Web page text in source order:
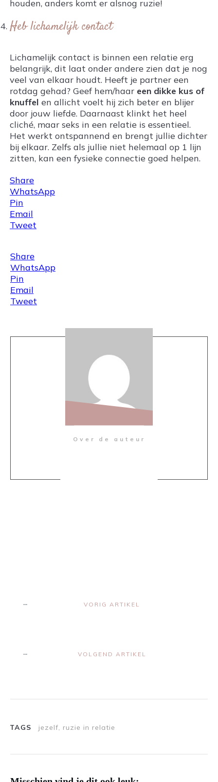
houden, anders komt er alsnog ruzie!
Heb lichamelijk contact
Lichamelijk contact is binnen een relatie erg
belangrijk, dit laat onder andere zien dat je nog
veel van elkaar houdt. Heeft je partner een
rotdag gehad? Geef hem/haar een dikke kus of
knuffel en allicht voelt hij zich beter en blijer
door jouw liefde. Daarnaast klinkt het heel
cliché, maar seks in een relatie is essentieel.
Het werkt ontspannend en brengt jullie dichter
bij elkaar. Zelfs als jullie niet helemaal op 1 lijn
zitten, kan een fysieke connectie goed helpen.
Share
WhatsApp
Pin
Email
Tweet
Share
WhatsApp
Pin
Email
Tweet
Over de auteur
VORIG ARTIKEL
VOLGEND ARTIKEL
TAGS jezelf, ruzie in relatie